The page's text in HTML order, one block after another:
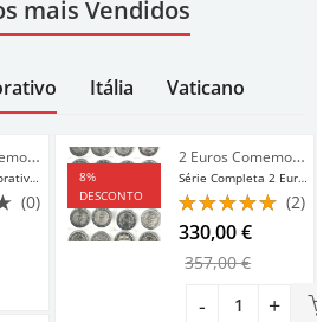
mais Vendidos
Itália Vaticano
2 Euros Comemorativos 2025 ,2 Euros Comemorativos
2 Euro Comemorativo Vaticano Jubileu 2025 Bnc
(0)
8%
DESCONTO
2 Euros Comemorativos 2025
Série Completa 2 Euros Comemorativos 2025 42 Moedas
Avaliação
5.00 de 5
(2)
330,00€
357,00€